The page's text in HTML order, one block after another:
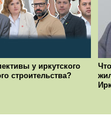
у иркутского
строительства?